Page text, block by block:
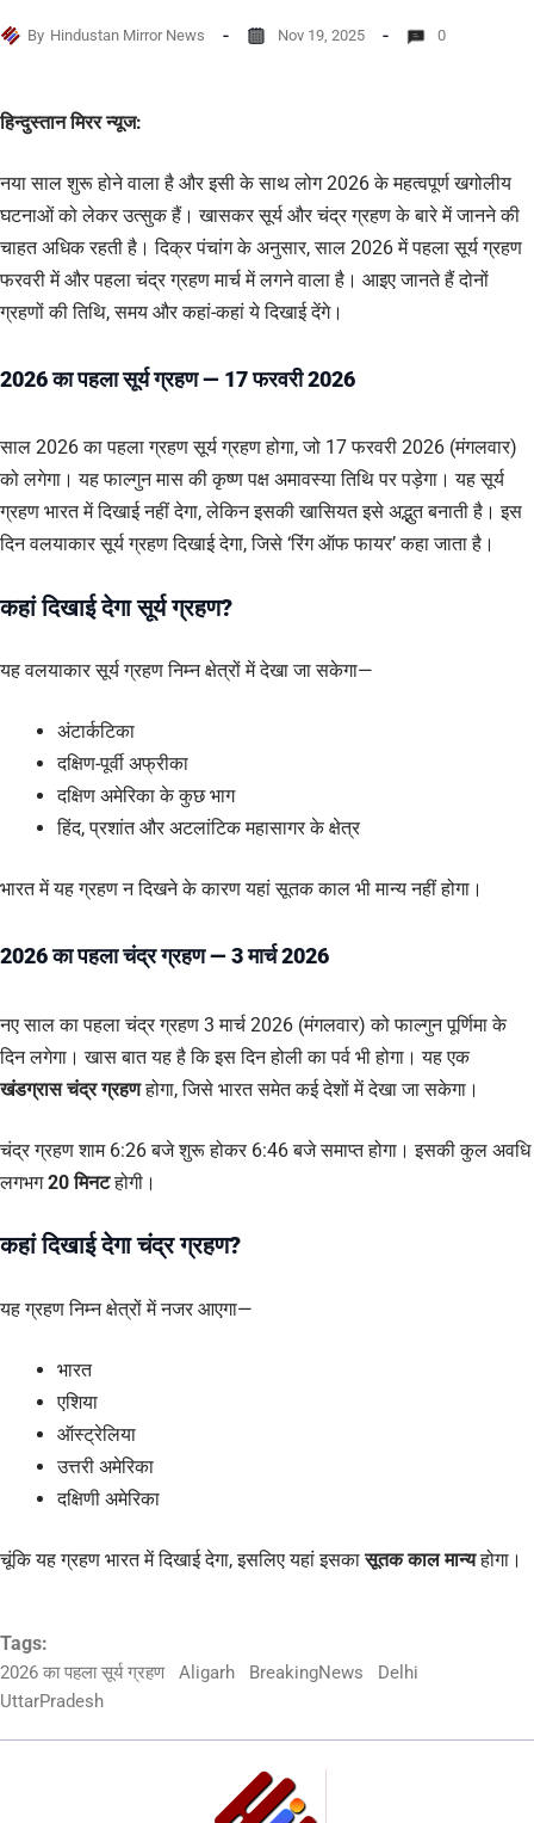
By Hindustan Mirror News Nov 19, 2025 0
हिन्दुस्तान मिरर न्यूज:
नया साल शुरू होने वाला है और इसी के साथ लोग 2026 के महत्वपूर्ण खगोलीय
घटनाओं को लेकर उत्सुक हैं। खासकर सूर्य और चंद्र ग्रहण के बारे में जानने की
चाहत अधिक रहती है। दिक्र पंचांग के अनुसार, साल 2026 में पहला सूर्य ग्रहण
फरवरी में और पहला चंद्र ग्रहण मार्च में लगने वाला है। आइए जानते हैं दोनों
ग्रहणों की तिथि, समय और कहां-कहां ये दिखाई देंगे।
2026 का पहला सूर्य ग्रहण — 17 फरवरी 2026
साल 2026 का पहला ग्रहण सूर्य ग्रहण होगा, जो 17 फरवरी 2026 (मंगलवार)
को लगेगा। यह फाल्गुन मास की कृष्ण पक्ष अमावस्या तिथि पर पड़ेगा। यह सूर्य
ग्रहण भारत में दिखाई नहीं देगा, लेकिन इसकी खासियत इसे अद्भुत बनाती है। इस
दिन वलयाकार सूर्य ग्रहण दिखाई देगा, जिसे ‘रिंग ऑफ फायर’ कहा जाता है।
कहां दिखाई देगा सूर्य ग्रहण?
यह वलयाकार सूर्य ग्रहण निम्न क्षेत्रों में देखा जा सकेगा—
अंटार्कटिका
दक्षिण-पूर्वी अफ्रीका
दक्षिण अमेरिका के कुछ भाग
हिंद, प्रशांत और अटलांटिक महासागर के क्षेत्र
भारत में यह ग्रहण न दिखने के कारण यहां सूतक काल भी मान्य नहीं होगा।
2026 का पहला चंद्र ग्रहण — 3 मार्च 2026
नए साल का पहला चंद्र ग्रहण 3 मार्च 2026 (मंगलवार) को फाल्गुन पूर्णिमा के
दिन लगेगा। खास बात यह है कि इस दिन होली का पर्व भी होगा। यह एक
खंडग्रास चंद्र ग्रहणहोगा, जिसे भारत समेत कई देशों में देखा जा सकेगा।
चंद्र ग्रहण शाम 6:26 बजे शुरू होकर 6:46 बजे समाप्त होगा। इसकी कुल अवधि
लगभग20 मिनटहोगी।
कहां दिखाई देगा चंद्र ग्रहण?
यह ग्रहण निम्न क्षेत्रों में नजर आएगा—
भारत
एशिया
ऑस्ट्रेलिया
उत्तरी अमेरिका
दक्षिणी अमेरिका
चूंकि यह ग्रहण भारत में दिखाई देगा, इसलिए यहां इसकासूतक काल मान्यहोगा।
Tags:
2026 का पहला सूर्य ग्रहण Aligarh BreakingNews
Delhi
UttarPradesh